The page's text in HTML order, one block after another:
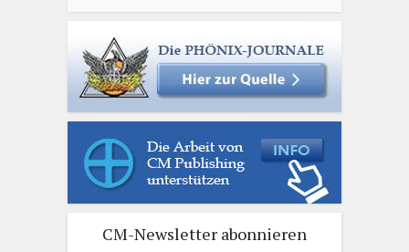
CM-Newsletter abonnieren